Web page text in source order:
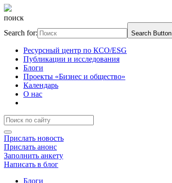
поиск
Search for:
Search Button
Ресурсный центр по КСО/ESG
Публикации и исследования
Блоги
Проекты «Бизнес и общество»
Календарь
О нас
Прислать новость
Прислать анонс
Заполнить анкету
Написать в блог
Блоги